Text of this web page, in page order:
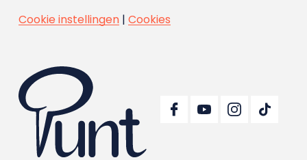
Cookie instellingen| Cookies